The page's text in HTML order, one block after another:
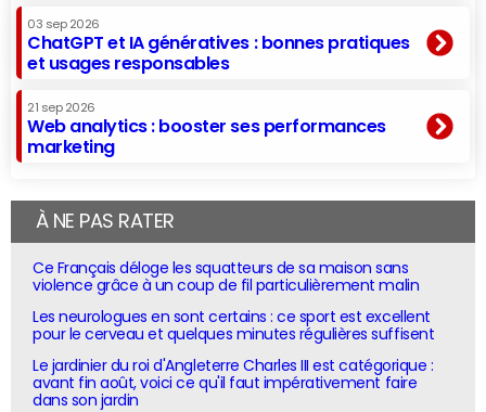
03 sep 2026
ChatGPT et IA génératives : bonnes pratiques
et usages responsables
21 sep 2026
Web analytics : booster ses performances
marketing
À NE PAS RATER
Ce Français déloge les squatteurs de sa maison sans
violence grâce à un coup de fil particulièrement malin
Les neurologues en sont certains : ce sport est excellent
pour le cerveau et quelques minutes régulières suffisent
Le jardinier du roi d'Angleterre Charles III est catégorique :
avant fin août, voici ce qu'il faut impérativement faire
dans son jardin